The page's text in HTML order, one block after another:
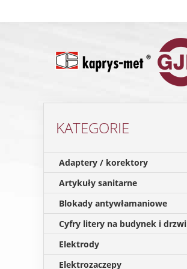
KATEGORIE
Adaptery / korektory
Artykuły sanitarne
Blokady antywłamaniowe
Cyfry litery na budynek i drzwi
Elektrody
Elektrozaczepy